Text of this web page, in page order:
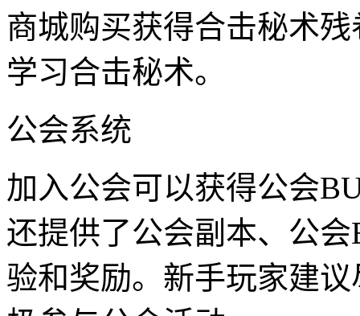
商城购买获得合击秘术
学习合击秘术。
公会系统
加入公会可以获得公会
还提供了公会副本、公
验和奖励。新手玩家建